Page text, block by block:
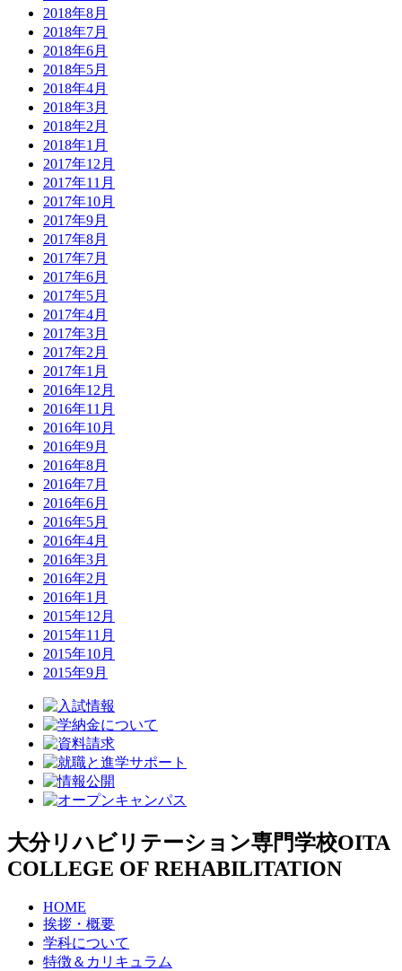
2018年8月
2018年7月
2018年6月
2018年5月
2018年4月
2018年3月
2018年2月
2018年1月
2017年12月
2017年11月
2017年10月
2017年9月
2017年8月
2017年7月
2017年6月
2017年5月
2017年4月
2017年3月
2017年2月
2017年1月
2016年12月
2016年11月
2016年10月
2016年9月
2016年8月
2016年7月
2016年6月
2016年5月
2016年4月
2016年3月
2016年2月
2016年1月
2015年12月
2015年11月
2015年10月
2015年9月
大分リハビリテーション専門学校OITA
COLLEGE OF REHABILITATION
HOME
挨拶・概要
学科について
特徴＆カリキュラム